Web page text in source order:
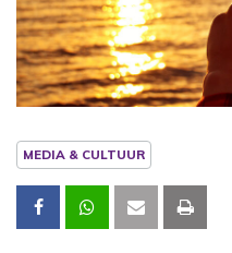
MEDIA & CULTUUR